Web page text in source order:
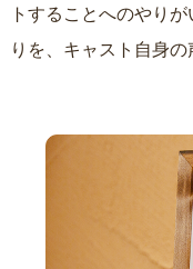
トすることへのやり
りを、キャスト自身の